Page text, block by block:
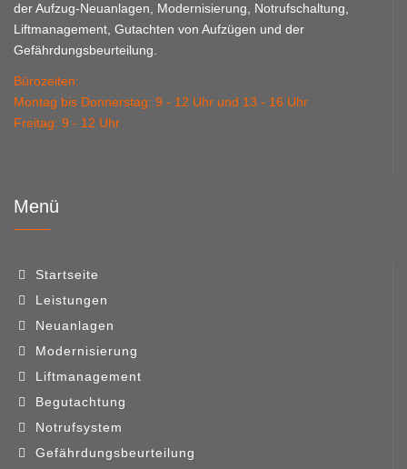
der Aufzug-Neuanlagen, Modernisierung, Notrufschaltung,
Liftmanagement, Gutachten von Aufzügen und der
Gefährdungsbeurteilung.
Bürozeiten:
Montag bis Donnerstag: 9 - 12 Uhr und 13 - 16 Uhr
Freitag: 9 - 12 Uhr
Menü
Startseite
Leistungen
Neuanlagen
Modernisierung
Liftmanagement
Begutachtung
Notrufsystem
Gefährdungsbeurteilung